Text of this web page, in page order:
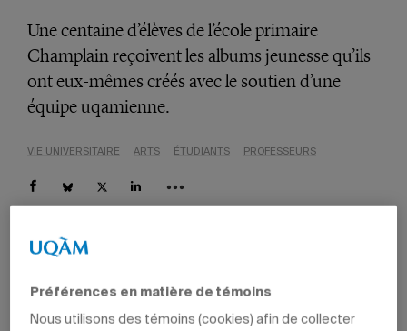
Une centaine d’élèves de l’école primaire
Champlain reçoivent les albums jeunesse qu’ils
ont eux-mêmes créés avec le soutien d’une
équipe uqamienne.
VIE UNIVERSITAIRE ARTS ÉTUDIANTS PROFESSEURS
Préférences en matière de témoins
Nous utilisons des témoins (cookies) afin de collecter